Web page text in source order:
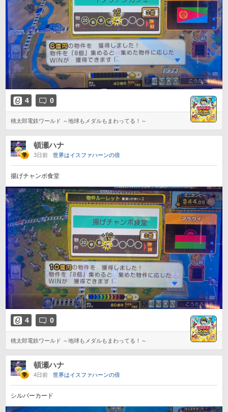
4 0
桃太郎電鉄ワールド ～地球もメダルもまわってる！～
頓瀬ハナ
3日前 世界はイスファハーンの倍
揚げチャンボ食堂
4 0
桃太郎電鉄ワールド ～地球もメダルもまわってる！～
頓瀬ハナ
4日前 世界はイスファハーンの倍
シルバーカード